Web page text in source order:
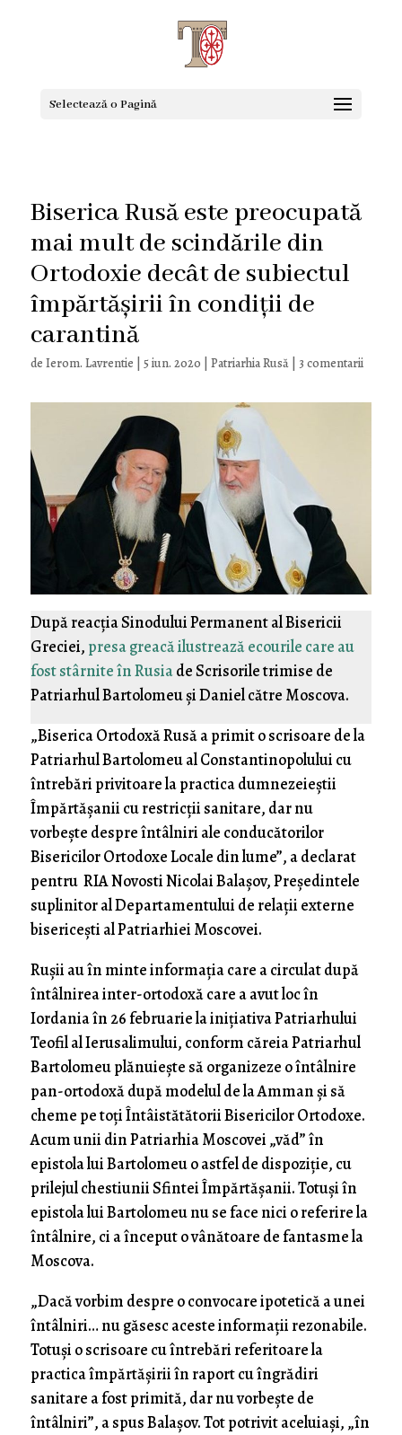
Selectează o Pagină
Biserica Rusă este preocupată
mai mult de scindările din
Ortodoxie decât de subiectul
împărtășirii în condiții de
carantină
de Ierom. Lavrentie 5 iun. 2020 Patriarhia Rusă| 3 comentarii
După reacția Sinodului Permanent al Bisericii
Greciei, presa greacă ilustrează ecourile care au
fost stârnite în Rusiade Scrisorile trimise de
Patriarhul Bartolomeu și Daniel către Moscova.
„Biserica Ortodoxă Rusă a primit o scrisoare de la
Patriarhul Bartolomeu al Constantinopolului cu
întrebări privitoare la practica dumnezeieștii
Împărtășanii cu restricții sanitare, dar nu
vorbește despre întâlniri ale conducătorilor
Bisericilor Ortodoxe Locale din lume”, a declarat
pentru RIA Novosti Nicolai Balașov, Președintele
suplinitor al Departamentului de relații externe
bisericești al Patriarhiei Moscovei.
Rușii au în minte informația care a circulat după
întâlnirea inter-ortodoxă care a avut loc în
Iordania în 26 februarie la inițiativa Patriarhului
Teofil al Ierusalimului, conform căreia Patriarhul
Bartolomeu plănuiește să organizeze o întâlnire
pan-ortodoxă după modelul de la Amman și să
cheme pe toți Întâistătătorii Bisericilor Ortodoxe.
Acum unii din Patriarhia Moscovei „văd” în
epistola lui Bartolomeu o astfel de dispoziție, cu
prilejul chestiunii Sfintei Împărtășanii. Totuși în
epistola lui Bartolomeu nu se face nici o referire la
întâlnire, ci a început o vânătoare de fantasme la
Moscova.
„Dacă vorbim despre o convocare ipotetică a unei
întâlniri… nu găsesc aceste informații rezonabile.
Totuși o scrisoare cu întrebări referitoare la
practica împărtășirii în raport cu îngrădiri
sanitare a fost primită, dar nu vorbește de
întâlniri”, a spus Balașov. Tot potrivit aceluiași, „în